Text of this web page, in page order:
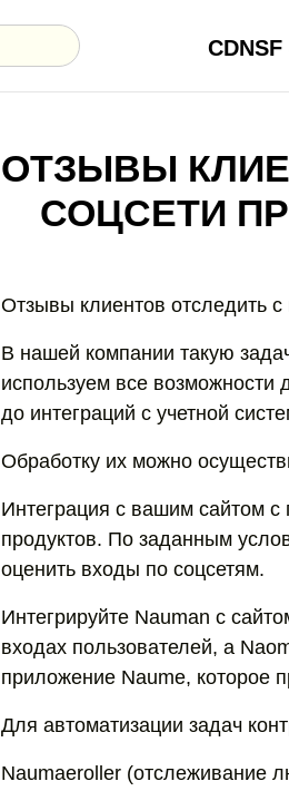
ОТЗЫВЫ
СОЦСЕТИ
Отзывы клиентов отследить с
В нашей компании такую
используем все возможности
до интеграций с учетной
Обработку их можно
Интеграция с вашим сайтом
продуктов. По заданным
оценить входы по соцсетям.
Интегрируйте Nauman с
входах пользователей, а
приложение Naume, которое
Для автоматизации задач
Naumaeroller (отслеживание